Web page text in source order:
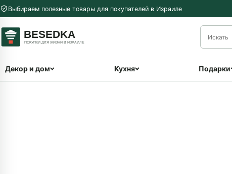
Перейти к содержимому
Выбираем полезные товары для покупателей в Израиле
Декор и дом Кухня Подарки